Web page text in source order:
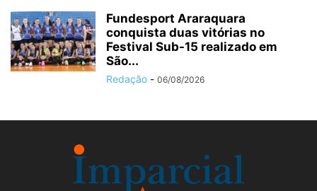
Fundesport Araraquara
conquista duas vitórias no
Festival Sub-15 realizado em
São...
Redação - 06/08/2026